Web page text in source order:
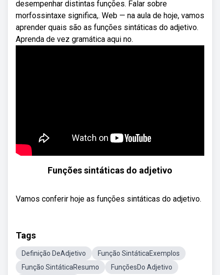
desempenhar distintas funções. Falar sobre
morfossintaxe significa,. Web — na aula de hoje, vamos
aprender quais são as funções sintáticas do adjetivo.
Aprenda de vez gramática aqui no.
Funções sintáticas do adjetivo
Vamos conferir hoje as funções sintáticas do adjetivo.
Tags
Definição DeAdjetivo
Função SintáticaExemplos
Função SintáticaResumo
FunçõesDo Adjetivo